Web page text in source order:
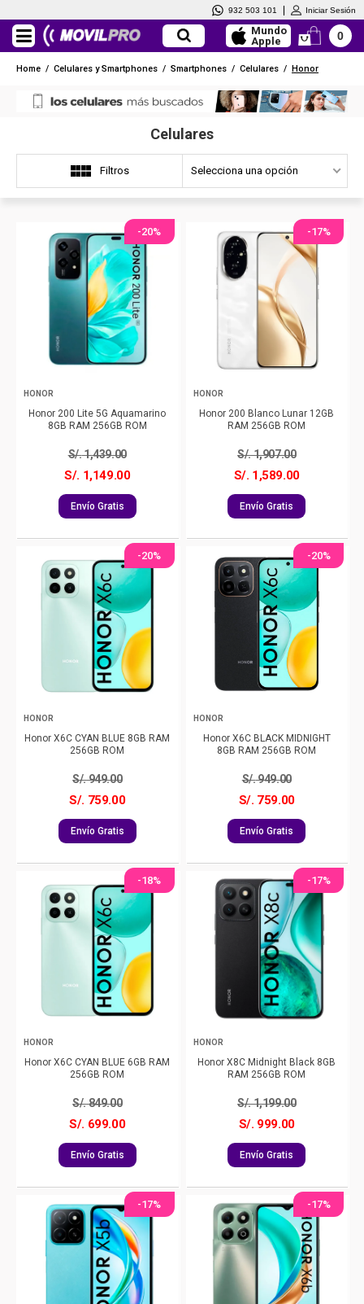
932 503 101 Iniciar Sesión
Mundo
Apple
0
Home / Celulares y Smartphones / Smartphones / Celulares / Honor
Celulares
Filtros Selecciona una opción
-20%
HONOR
Honor 200 Lite 5G Aquamarino
8GB RAM 256GB ROM
S/.1,439.00
S/. 1,149.00
Envío Gratis
-17%
HONOR
Honor 200 Blanco Lunar 12GB
RAM 256GB ROM
S/.1,907.00
S/. 1,589.00
Envío Gratis
-20%
HONOR
Honor X6C CYAN BLUE 8GB RAM
256GB ROM
S/.949.00
S/. 759.00
Envío Gratis
-20%
HONOR
Honor X6C BLACK MIDNIGHT
8GB RAM 256GB ROM
S/.949.00
S/. 759.00
Envío Gratis
-18%
HONOR
Honor X6C CYAN BLUE 6GB RAM
256GB ROM
S/.849.00
S/. 699.00
Envío Gratis
-17%
HONOR
Honor X8C Midnight Black 8GB
RAM 256GB ROM
S/.1,199.00
S/. 999.00
Envío Gratis
-17% -17%